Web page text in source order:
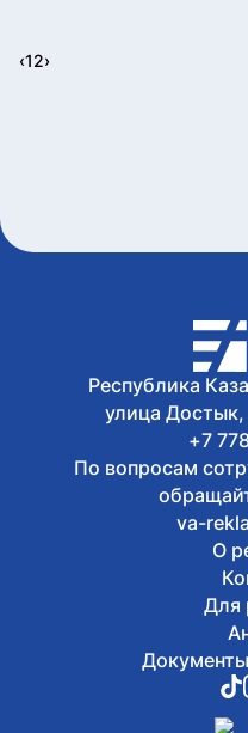
‹12›
Республика
улица
+7
По вопросам
va-
О
Для